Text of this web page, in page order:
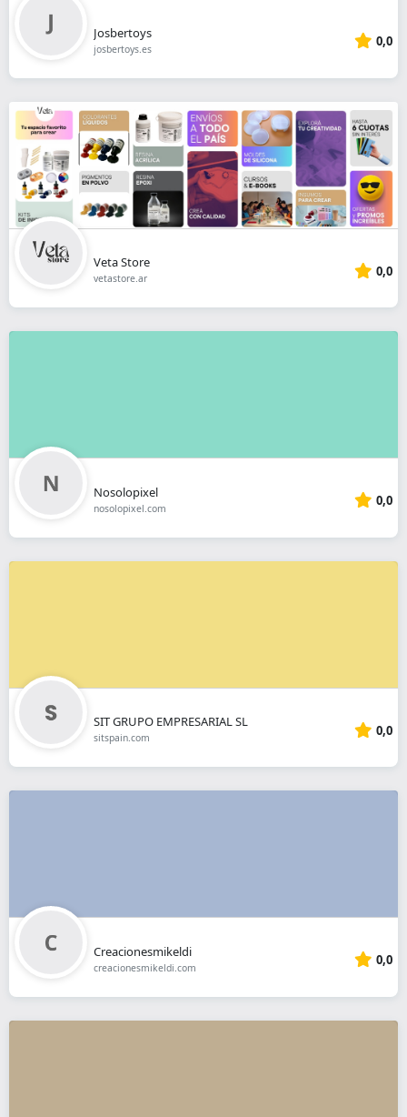
Josbertoys
josbertoys.es 0,0
Veta Store
vetastore.ar 0,0
Nosolopixel
nosolopixel.com 0,0
SIT GRUPO EMPRESARIAL SL
sitspain.com 0,0
Creacionesmikeldi
creacionesmikeldi.com 0,0